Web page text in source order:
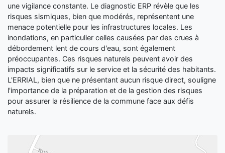
une vigilance constante. Le diagnostic ERP révèle que les
risques sismiques, bien que modérés, représentent une
menace potentielle pour les infrastructures locales. Les
inondations, en particulier celles causées par des crues à
débordement lent de cours d'eau, sont également
préoccupantes. Ces risques naturels peuvent avoir des
impacts significatifs sur le service et la sécurité des habitants.
L'ERRIAL, bien que ne présentant aucun risque direct, souligne
l'importance de la préparation et de la gestion des risques
pour assurer la résilience de la commune face aux défis
naturels.